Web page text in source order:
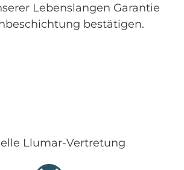
Lebenslangen Garantie
bestätigen.
Llumar-Vertretung